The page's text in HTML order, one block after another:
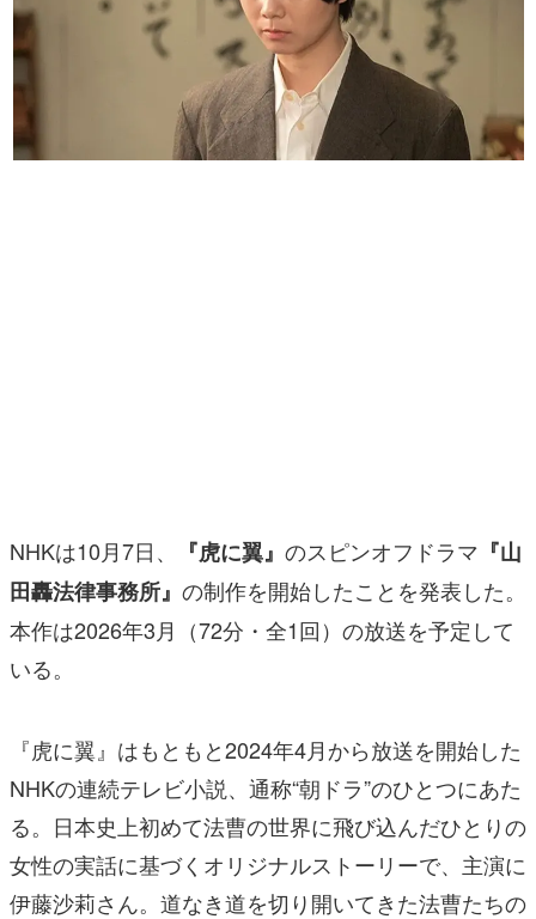
の起源や用法の変遷を、コンピューター文化史研究家・タ
イニーP氏が徹底調査。
NHKは10月7日、 『虎に翼』 のスピンオフドラマ 『山
田轟法律事務所』 の制作を開始したことを発表した。
本作は2026年3月（72分・全1回）の放送を予定して
いる。
『虎に翼』はもともと2024年4月から放送を開始した
NHKの連続テレビ小説、通称“朝ドラ”のひとつにあた
る。日本史上初めて法曹の世界に飛び込んだひとりの
女性の実話に基づくオリジナルストーリーで、主演に
伊藤沙莉さん。道なき道を切り開いてきた法曹たちの